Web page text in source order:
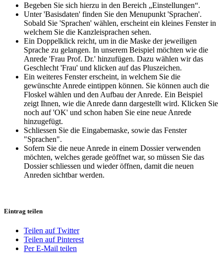
Begeben Sie sich hierzu in den Bereich „Einstellungen“.
Unter 'Basisdaten' finden Sie den Menupunkt 'Sprachen'.
Sobald Sie 'Sprachen' wählen, erscheint ein kleines Fenster in
welchem Sie die Kanzleisprachen sehen.
Ein Doppelklick reicht, um in die Maske der jeweiligen
Sprache zu gelangen. In unserem Beispiel möchten wie die
Anrede 'Frau Prof. Dr.' hinzufügen. Dazu wählen wir das
Geschlecht 'Frau' und klicken auf das Pluszeichen.
Ein weiteres Fenster erscheint, in welchem Sie die
gewünschte Anrede eintippen können. Sie können auch die
Floskel wählen und den Aufbau der Anrede. Ein Beispiel
zeigt Ihnen, wie die Anrede dann dargestellt wird. Klicken Sie
noch auf 'OK' und schon haben Sie eine neue Anrede
hinzugefügt.
Schliessen Sie die Eingabemaske, sowie das Fenster
"Sprachen".
Sofern Sie die neue Anrede in einem Dossier verwenden
möchten, welches gerade geöffnet war, so müssen Sie das
Dossier schliessen und wieder öffnen, damit die neuen
Anreden sichtbar werden.
Eintrag teilen
Teilen auf Twitter
Teilen auf Pinterest
Per E-Mail teilen